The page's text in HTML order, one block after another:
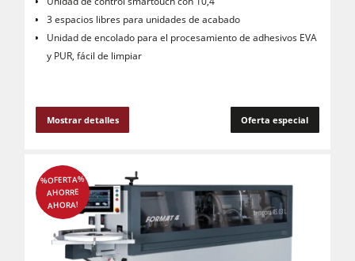
3 espacios libres para unidades de acabado
Unidad de encolado para el procesamiento de adhesivos EVA
y PUR, fácil de limpiar
Mostrar detalles Oferta especial
%OFERTA%
AHORRE
AHORA!